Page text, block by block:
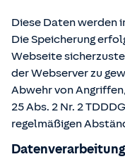
Diese Daten werden
Die Speicherung
Webseite
der Webserver zu
Abwehr von
25 Abs. 2 Nr. 2
regelmäßigen